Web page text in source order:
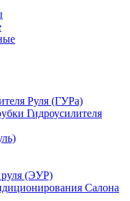
Руля (ГУРа)
Гидроусилителя
руля (ЭУР)
Салона